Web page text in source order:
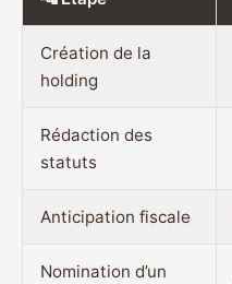
Création de la
holding
Rédaction des
statuts
Anticipation fiscale
Nomination d’un